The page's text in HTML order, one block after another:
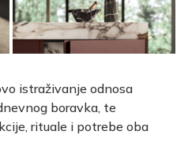
istraživanje odnosa
boravka, te
rituale i potrebe oba